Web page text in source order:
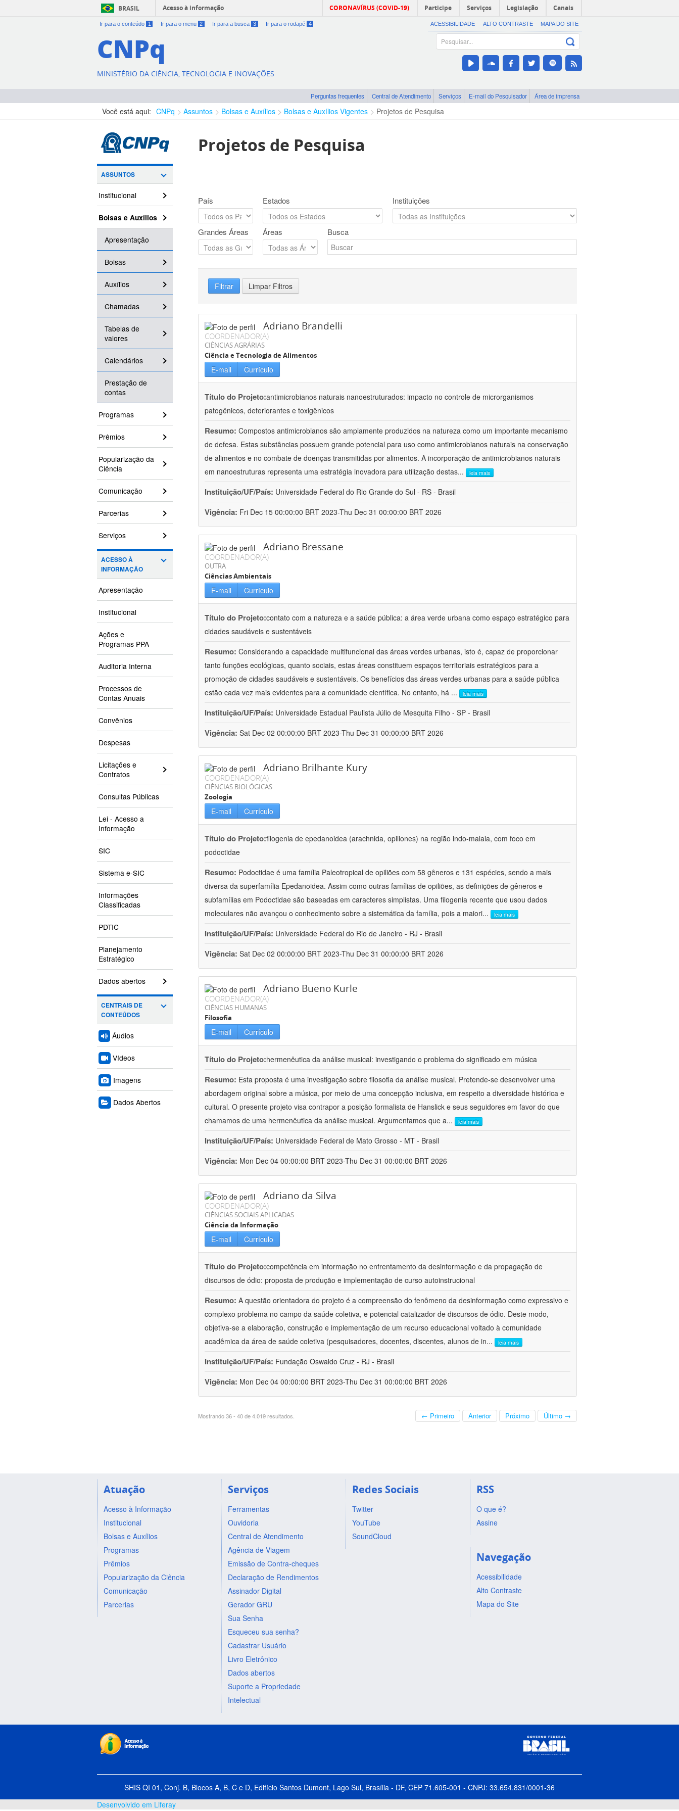
BRASIL Acesso à informação CORONAVÍRUS (COVID-19) Participe Serviços Legislação Canais
Ir para o conteúdo 1 Ir para o menu 2 Ir para a busca 3 Ir para o rodapé 4 ACESSIBILIDADE ALTO CONTRASTE MAPA DO SITE
CNPq
MINISTÉRIO DA CIÊNCIA, TECNOLOGIA E INOVAÇÕES
Perguntas frequentes Central de Atendimento Serviços E-mail do Pesquisador Área de imprensa
Você está aqui: CNPq Assuntos Bolsas e Auxílios Bolsas e Auxílios Vigentes Projetos de Pesquisa
ASSUNTOS
Institucional
Bolsas e Auxílios
Apresentação
Bolsas
Auxílios
Chamadas
Tabelas de
valores
Calendários
Prestação de
contas
Programas
Prêmios
Popularização da
Ciência
Comunicação
Parcerias
Serviços
ACESSO À
INFORMAÇÃO
Apresentação
Institucional
Ações e
Programas PPA
Auditoria Interna
Processos de
Contas Anuais
Convênios
Despesas
Licitações e
Contratos
Consultas Públicas
Lei - Acesso a
Informação
SIC
Sistema e-SIC
Informações
Classificadas
PDTIC
Planejamento
Estratégico
Dados abertos
CENTRAIS DE
CONTEÚDOS
Áudios
Vídeos
Imagens
Dados Abertos
Projetos de Pesquisa
País Estados Instituições
Grandes Áreas Áreas Busca
Filtrar Limpar Filtros
Adriano Brandelli
COORDENADOR(A)
CIÊNCIAS AGRÁRIAS
Ciência e Tecnologia de Alimentos
E-mail Currículo
Título do Projeto:antimicrobianos naturais nanoestruturados: impacto no controle de microrganismos
patogênicos, deteriorantes e toxigênicos
Resumo: Compostos antimicrobianos são amplamente produzidos na natureza como um importante mecanismo
de defesa. Estas substâncias possuem grande potencial para uso como antimicrobianos naturais na conservação
de alimentos e no combate de doenças transmitidas por alimentos. A incorporação de antimicrobianos naturais
em nanoestruturas representa uma estratégia inovadora para utilização destas... leia mais
Instituição/UF/País: Universidade Federal do Rio Grande do Sul - RS - Brasil
Vigência: Fri Dec 15 00:00:00 BRT 2023-Thu Dec 31 00:00:00 BRT 2026
Adriano Bressane
COORDENADOR(A)
OUTRA
Ciências Ambientais
E-mail Currículo
Título do Projeto:contato com a natureza e a saúde pública: a área verde urbana como espaço estratégico para
cidades saudáveis e sustentáveis
Resumo: Considerando a capacidade multifuncional das áreas verdes urbanas, isto é, capaz de proporcionar
tanto funções ecológicas, quanto sociais, estas áreas constituem espaços territoriais estratégicos para a
promoção de cidades saudáveis e sustentáveis. Os benefícios das áreas verdes urbanas para a saúde pública
estão cada vez mais evidentes para a comunidade científica. No entanto, há ... leia mais
Instituição/UF/País: Universidade Estadual Paulista Júlio de Mesquita Filho - SP - Brasil
Vigência: Sat Dec 02 00:00:00 BRT 2023-Thu Dec 31 00:00:00 BRT 2026
Adriano Brilhante Kury
COORDENADOR(A)
CIÊNCIAS BIOLÓGICAS
Zoologia
E-mail Currículo
Título do Projeto:filogenia de epedanoidea (arachnida, opiliones) na região indo-malaia, com foco em
podoctidae
Resumo: Podoctidae é uma família Paleotropical de opiliões com 58 gêneros e 131 espécies, sendo a mais
diversa da superfamília Epedanoidea. Assim como outras famílias de opiliões, as definições de gêneros e
subfamílias em Podoctidae são baseadas em caracteres simplistas. Uma filogenia recente que usou dados
moleculares não avançou o conhecimento sobre a sistemática da família, pois a maiori... leia mais
Instituição/UF/País: Universidade Federal do Rio de Janeiro - RJ - Brasil
Vigência: Sat Dec 02 00:00:00 BRT 2023-Thu Dec 31 00:00:00 BRT 2026
Adriano Bueno Kurle
COORDENADOR(A)
CIÊNCIAS HUMANAS
Filosofia
E-mail Currículo
Título do Projeto:hermenêutica da análise musical: investigando o problema do significado em música
Resumo: Esta proposta é uma investigação sobre filosofia da análise musical. Pretende-se desenvolver uma
abordagem original sobre a música, por meio de uma concepção inclusiva, em respeito a diversidade histórica e
cultural. O presente projeto visa contrapor a posição formalista de Hanslick e seus seguidores em favor do que
chamamos de uma hermenêutica da análise musical. Argumentamos que a... leia mais
Instituição/UF/País: Universidade Federal de Mato Grosso - MT - Brasil
Vigência: Mon Dec 04 00:00:00 BRT 2023-Thu Dec 31 00:00:00 BRT 2026
Adriano da Silva
COORDENADOR(A)
CIÊNCIAS SOCIAIS APLICADAS
Ciência da Informação
E-mail Currículo
Título do Projeto:competência em informação no enfrentamento da desinformação e da propagação de
discursos de ódio: proposta de produção e implementação de curso autoinstrucional
Resumo: A questão orientadora do projeto é a compreensão do fenômeno da desinformação como expressivo e
complexo problema no campo da saúde coletiva, e potencial catalizador de discursos de ódio. Deste modo,
objetiva-se a elaboração, construção e implementação de um recurso educacional voltado à comunidade
acadêmica da área de saúde coletiva (pesquisadores, docentes, discentes, alunos de in... leia mais
Instituição/UF/País: Fundação Oswaldo Cruz - RJ - Brasil
Vigência: Mon Dec 04 00:00:00 BRT 2023-Thu Dec 31 00:00:00 BRT 2026
Mostrando 36 - 40 de 4.019 resultados. ← Primeiro Anterior Próximo Último →
Atuação
Acesso à Informação
Institucional
Bolsas e Auxílios
Programas
Prêmios
Popularização da Ciência
Comunicação
Parcerias
Serviços
Ferramentas
Ouvidoria
Central de Atendimento
Agência de Viagem
Emissão de Contra-cheques
Declaração de Rendimentos
Assinador Digital
Gerador GRU
Sua Senha
Esqueceu sua senha?
Cadastrar Usuário
Livro Eletrônico
Dados abertos
Suporte a Propriedade
Intelectual
Redes Sociais
Twitter
YouTube
SoundCloud
RSS
O que é?
Assine
Navegação
Acessibilidade
Alto Contraste
Mapa do Site
SHIS QI 01, Conj. B, Blocos A, B, C e D, Edifício Santos Dumont, Lago Sul, Brasília - DF, CEP 71.605-001 - CNPJ: 33.654.831/0001-36
Desenvolvido em Liferay